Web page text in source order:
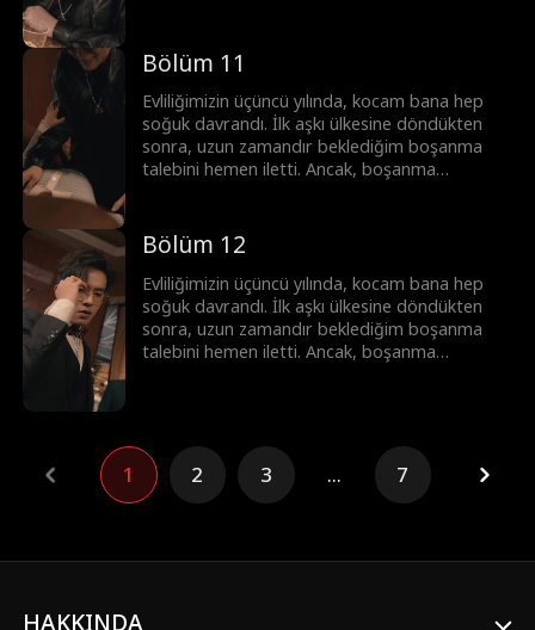
Şimdiki haliyle, sadece sadık bir eş.
Bölüm 11
Evliliğimizin üçüncü yılında, kocam bana hep
soğuk davrandı. İlk aşkı ülkesine döndükten
sonra, uzun zamandır beklediğim boşanma
talebini hemen iletti. Ancak, boşanma
Şimdiki haliyle, sadece sadık bir eş.
Bölüm 12
Evliliğimizin üçüncü yılında, kocam bana hep
soğuk davrandı. İlk aşkı ülkesine döndükten
sonra, uzun zamandır beklediğim boşanma
talebini hemen iletti. Ancak, boşanma
1 2 3 ... 7
HAKKINDA